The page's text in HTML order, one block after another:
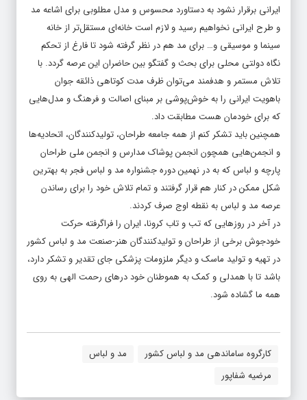
ایرانی برقرار نشود به دستاورد محسوس و مدل مطلوبی برای اشاعه مد
و طرح ایرانی نخواهیم رسید و لازم است خانه‌ای مستقل‌تر از خانه
سینما و موسیقی و… برای مد هم در نظر گرفته شود تا فارغ از تحکم
نگاه دولتی محلی برای بحث و گفتگو بین حاضران این عرصه گردد. با
تلاش مستمر و هدفمند می‌توان ظرف مدت کوتاهی ذائقه جوان
باهویت ایرانی را به خوش‌پوشی بر مبنای اصالت و فرهنگ و مدل‌هایی
که برای خودمان هست مطابقت داد.
همچنین باید تشکر کنم از همه جامعه طراحان، تولیدکنندگان، اتحادیه‌ها
و انجمن‌هایی همچون انجمن پوشاک مدارس و انجمن ملی طراحان
پارچه و لباس که به در نهمین دوره جشنواره مد و لباس فجر به بهترین
شکل ممکن در کنار هم قرار گرفتند و تمام تلاش خود را برای رساندن
عرصه مد و لباس به نقطه اوج صرف کردند.
در آخر در روزهایی که تب و تاب کرونا، ایران را فراگرفته حرکت
خودجوش برخی از طراحان و تولیدکنندگان هنر-صنعت مد و لباس کشور
در تهیه و تولید ماسک و دیگر ملزومات پزشکی جای تقدیر و تشکر دارد،
باشد تا با همدلی و کمک به هموطنان خود درهای رحمت الهی به روی
همه ما گشاده شود.
کارگروه ساماندهی مد و لباس کشور
مد و لباس
مرضیه شفاپور